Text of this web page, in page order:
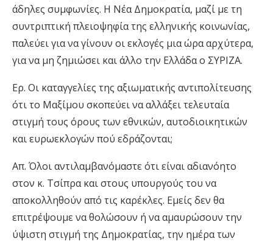
άδηλες συμφωνίες. Η Νέα Δημοκρατία, μαζί με τη
συντριπτική πλειοψηφία της ελληνικής κοινωνίας,
παλεύει για να γίνουν οι εκλογές μια ώρα αρχύτερα,
για να μη ζημιώσει και άλλο την Ελλάδα ο ΣΥΡΙΖΑ.
Ερ. Οι καταγγελίες της αξιωματικής αντιπολίτευσης
ότι το Μαξίμου σκοπεύει να αλλάξει τελευταία
στιγμή τους όρους των εθνικών, αυτοδιοικητικών
και ευρωεκλογών πού εδράζονται;
Απ. Όλοι αντιλαμβανόμαστε ότι είναι αδιανόητο
στον κ. Τσίπρα και στους υπουργούς του να
αποκολληθούν από τις καρέκλες. Εμείς δεν θα
επιτρέψουμε να θολώσουν ή να αμαυρώσουν την
ύψιστη στιγμή της Δημοκρατίας, την ημέρα των